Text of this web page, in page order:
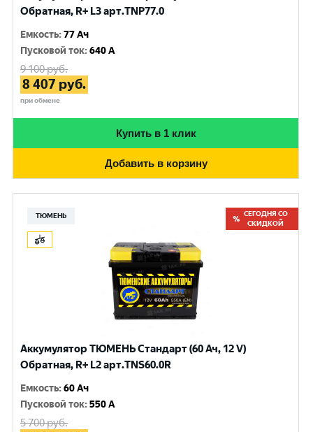
Обратная, R+ L3 арт.TNP77.0
Емкость:77 Ач
Пусковой ток:640 A
9 100руб.
8 407 руб.
при обмене
Купить в 1 клик
Добавить в корзину
ТЮМЕНЬ
СЕГОДНЯ СО
СКИДКОЙ
Аккумулятор ТЮМЕНЬ Стандарт (60 Ач, 12 V)
Обратная, R+ L2 арт.TNS60.0R
Емкость:60 Ач
Пусковой ток:550 A
5 700руб.